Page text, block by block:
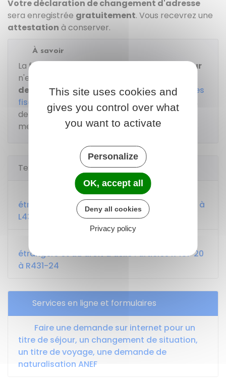
Votre déclaration de changement d'adresse
sera enregistrée gratuitement. Vous recevrez une
attestation à conserver.
À savoir
La fabrication d'
une nouvelle carte de séjour
n'est pas obligatoire. Si vous en faites
demande, vous devez payer25 €partimbres
fiscaux
, sauf si vous êtes ressortissant de l'
de l'
ou de la Confédération suisse ou
membre de la famille d'un tel ressortissant.
Textes de référence
Code de l'entrée et du séjour des
étrangers et du droit d'asile : articles L436-1 à
L436-13
étrangers et du droit d'asile : articles R431-20
à R431-24
Services en ligne et formulaires
Faire une demande sur internet pour un
titre de séjour, un changement de situation,
un titre de voyage, une demande de
naturalisation ANEF
This site uses cookies and
gives you control over what
you want to activate
Personalize
OK, accept all
Deny all cookies
Privacy policy